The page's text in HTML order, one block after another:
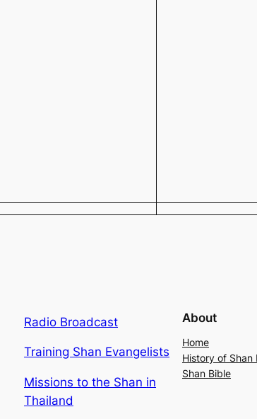
Radio Broadcast
Training Shan Evangelists
Missions to the Shan in
Thailand
About
Home
History of Shan
Shan Bible